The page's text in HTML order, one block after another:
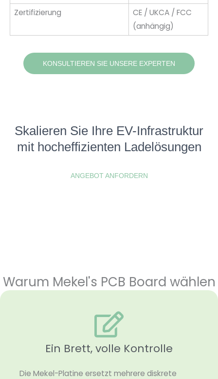
Zertifizierung
CE / UKCA / FCC
(anhängig)
KONSULTIEREN SIE UNSERE EXPERTEN
Skalieren Sie Ihre EV-Infrastruktur
mit hocheffizienten Ladelösungen
ANGEBOT ANFORDERN
Warum Mekel's PCB Board wählen
Ein Brett, volle Kontrolle
Die Mekel-Platine ersetzt mehrere diskrete